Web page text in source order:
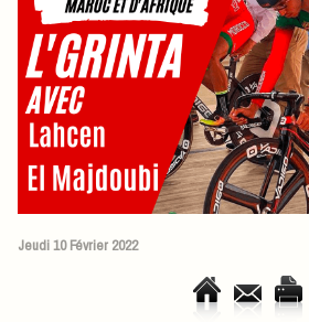
Jeudi 10 Février 2022